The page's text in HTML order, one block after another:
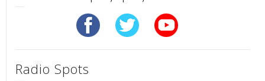
Radio Spots